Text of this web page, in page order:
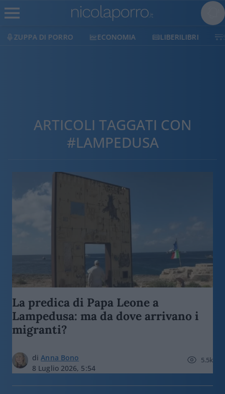
ECONOMIA LIBERILIBRI SHOP SOSTIENICI
ARTICOLI TAGGATI CON
#LAMPEDUSA
La predica di Papa Leone a
Lampedusa: ma da dove arrivano i
migranti?
diAnna Bono
8 Luglio 2026, 5:54
5.5k